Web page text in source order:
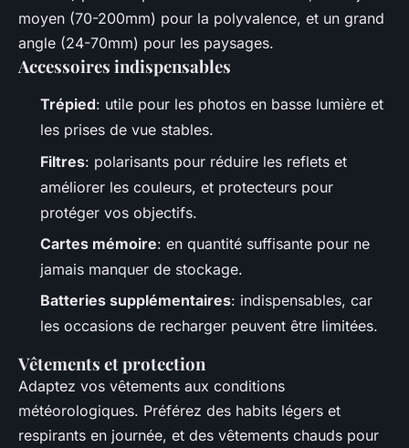
moyen (70-200mm) pour la polyvalence, et un grand
angle (24-70mm) pour les paysages.
Accessoires indispensables
Trépied: utile pour les photos en basse lumière et
les prises de vue stables.
Filtres: polarisants pour réduire les reflets et
améliorer les couleurs, et protecteurs pour
protéger vos objectifs.
Cartes mémoire: en quantité suffisante pour ne
jamais manquer de stockage.
Batteries supplémentaires: indispensables, car
les occasions de recharger peuvent être limitées.
Vêtements et protection
Adaptez vos vêtements aux conditions
météorologiques. Préférez des habits légers et
respirants en journée, et des vêtements chauds pour